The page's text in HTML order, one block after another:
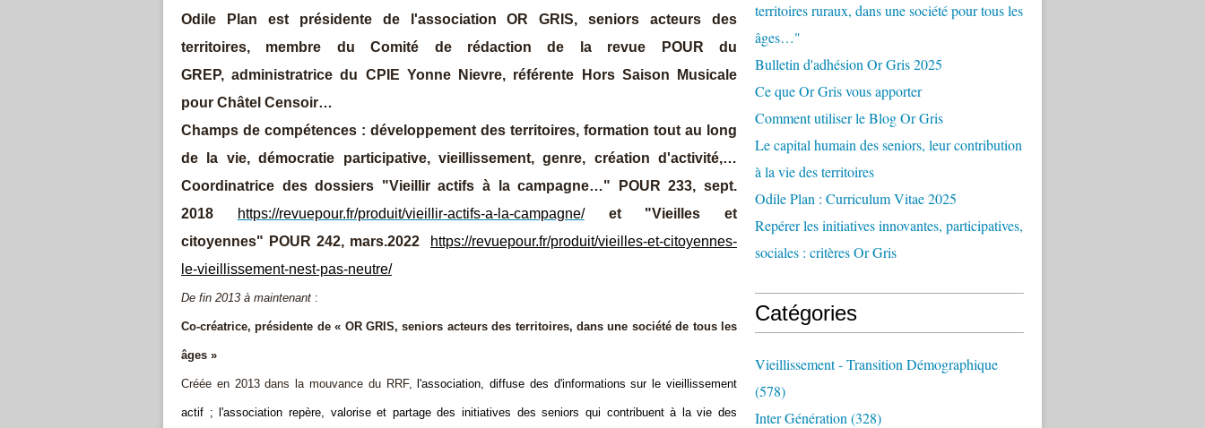
Odile Plan est présidente de l'association OR GRIS, seniors acteurs des
territoires, membre du Comité de rédaction de la revue POUR du
GREP,administratrice du CPIE Yonne Nievre, référente Hors Saison Musicale
pour Châtel Censoir…
Champs de compétences : développement des territoires, formation tout au long
de la vie, démocratie participative, vieillissement, genre, création d'activité,…
Coordinatrice desdossiers "Vieillir actifs à la campagne…" POUR 233, sept.
2018
https://revuepour.fr/produit/vieillir-actifs-a-la-campagne/ et
"Vieilles et
citoyennes" POUR 242, mars.2022
https://revuepour.fr/produit/vieilles-et-citoyennes-
le-vieillissement-nest-pas-neutre/
De fin 2013 à maintenant :
Co-créatrice, présidente de « OR GRIS, seniors acteurs des territoires, dans une société de tous les
âges »
Créée en 2013 dans la mouvance du RRF, l'association, diffuse des d'informations sur le vieillissement
actif ; l'association repère, valorise et partage des initiatives des seniors qui contribuent à la vie des
territoires ruraux, dans une société pour tous les
âges…"
Bulletin d'adhésion Or Gris 2025
Ce que Or Gris vous apporter
Comment utiliser le Blog Or Gris
Le capital humain des seniors, leur contribution
à la vie des territoires
Odile Plan : Curriculum Vitae 2025
Repérer les initiatives innovantes, participatives,
sociales : critères Or Gris
Catégories
Vieillissement - Transition Démographique
(578)
Inter Génération (328)